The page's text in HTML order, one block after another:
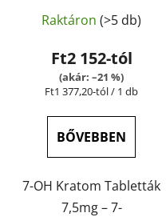
tabletták | GreenGuru
termék
átlagos
értékelése
5-
ből
4,7
csillag.
Raktáron (>5 db)
Ft2 152-tól
(akár: –21 %)
Egységár:
Ft1 377,20-tól / 1 db
BŐVEBBEN
7-OH Kratom Tabletták
7,5mg – 7-